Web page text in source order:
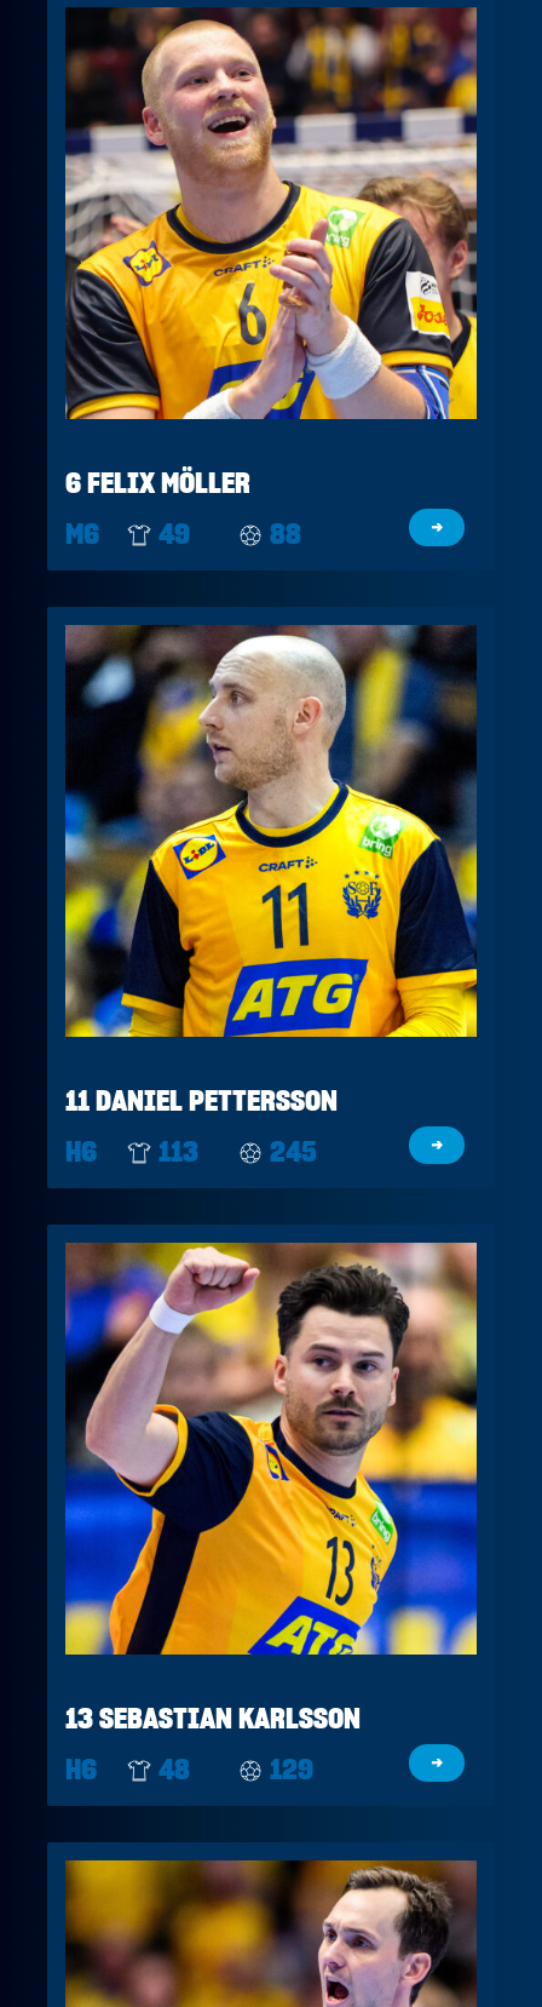
6 FELIX MÖLLER
M6
49 88 →
11 DANIEL PETTERSSON
H6
113 245 →
13 SEBASTIAN KARLSSON
H6
48 129 →